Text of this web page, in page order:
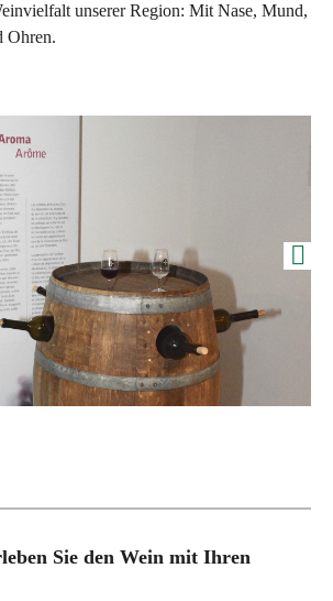
unserer Region: Mit Nase, Mund,
Ohren.
Sie den Wein mit Ihren